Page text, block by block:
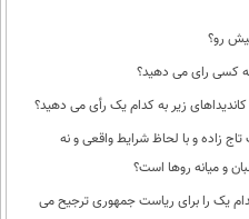
رو؟
چه کسی رای می دهید؟
زیر به کدام یک رأی می دهید؟
زاده و با لحاظ شرایط واقعی و نه
و میانه روها است؟
یک را برای ریاست جمهوری ترجیح می